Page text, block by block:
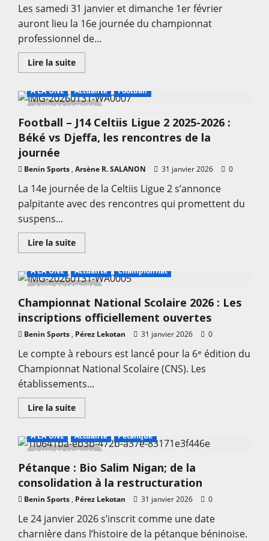
en
beauté
sa
campagne
à
Les samedi 31 janvier et dimanche 1er février
auront lieu la 16e journée du championnat
professionnel de...
Lire la suiteEn
savoir
Football
–
Celtiis
Ligue
1
Lumière
les
rencontres
de
2 MIN DE LECTURE
A LA UNE Actualité Football
Football – J14 Celtiis Ligue 2 2025-2026 :
Béké vs Djeffa, les rencontres de la
journée
Benin Sports , Arsène R. SALANON 31 janvier 2026 0
La 14e journée de la Celtiis Ligue 2 s’annonce
palpitante avec des rencontres qui promettent du
suspens...
Lire la suiteEn
savoir
Football
–
Celtiis
Ligue
2
2026
Béké
vs
Djeffa,
rencontres
la
journée
2 MIN DE LECTURE
A LA UNE Actualité Championnat
Championnat National Scolaire 2026 : Les
inscriptions officiellement ouvertes
Benin Sports , Pérez Lekotan 31 janvier 2026 0
Le compte à rebours est lancé pour la 6ᵉ édition du
Championnat National Scolaire (CNS). Les
établissements...
Lire la suiteEn
savoir
Championnat
National
2026
:
Les
officiellement
3 MIN DE LECTURE
A LA UNE Actualité Petanque
Pétanque : Bio Salim Nigan; de la
consolidation à la restructuration
Benin Sports , Pérez Lekotan 31 janvier 2026 0
Le 24 janvier 2026 s’inscrit comme une date
charnière dans l’histoire de la pétanque béninoise.